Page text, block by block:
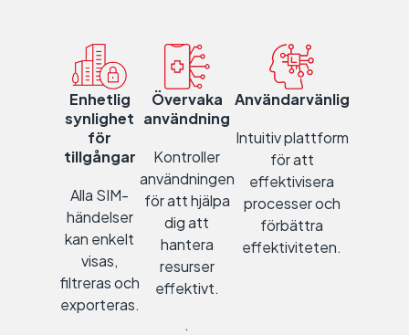
Enhetlig
synlighet
för
tillgångar
Alla SIM-
händelser
kan enkelt
visas,
filtreras och
exporteras.
Övervaka
användning
Kontroller
användningen
för att hjälpa
dig att
hantera
resurser
effektivt.
.
Användarvänlig
Intuitiv plattform
för att
effektivisera
processer och
förbättra
effektiviteten.